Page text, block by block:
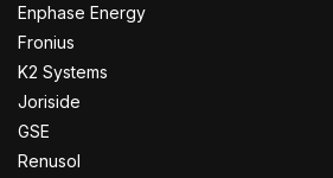
Enphase Energy
Fronius
K2 Systems
Joriside
GSE
Renusol